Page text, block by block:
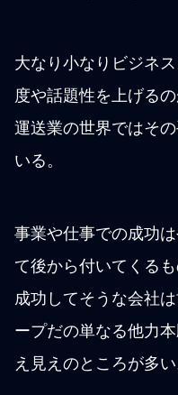
大なり小なりビジネ
度や話題性を上げる
運送業の世界ではそ
いる。
事業や仕事での成功
て後から付いてくる
成功してそうな会社
ープだの単なる他力
え見えのところが多い